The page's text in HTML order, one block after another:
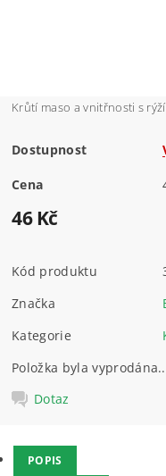
Krůtí maso a vnitřnosti s
Dostupnost
Cena
46 Kč
Kód produktu
Značka
Kategorie
Položka byla
Dotaz
POPIS